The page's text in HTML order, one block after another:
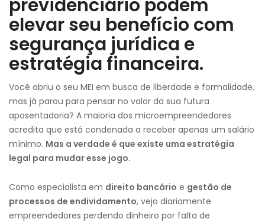
previdenciário podem
elevar seu benefício com
segurança jurídica e
estratégia financeira.
Você abriu o seu MEI em busca de liberdade e formalidade,
mas já parou para pensar no valor da sua futura
aposentadoria? A maioria dos microempreendedores
acredita que está condenada a receber apenas um salário
mínimo. Mas a verdade é que existe uma estratégia
legal para mudar esse jogo.
Como especialista em direito bancário e gestão de
processos de endividamento, vejo diariamente
empreendedores perdendo dinheiro por falta de